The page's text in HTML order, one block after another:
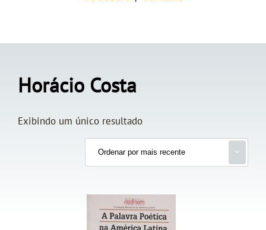
Horácio Costa
Exibindo um único resultado